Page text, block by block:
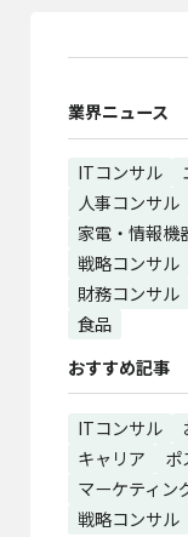
業界ニュース
ITコンサル
人事コンサル
家電・情報機
戦略コンサル
財務コンサル
食品
おすすめ記事
ITコンサル
キャリア
ポ
マーケティン
戦略コンサル